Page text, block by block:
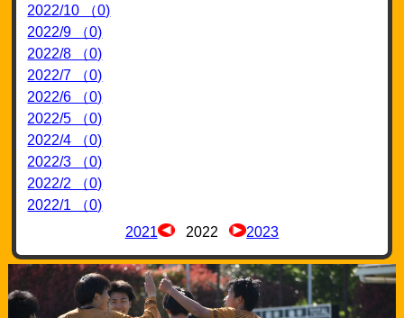
2022/10 （0)
2022/9 （0)
2022/8 （0)
2022/7 （0)
2022/6 （0)
2022/5 （0)
2022/4 （0)
2022/3 （0)
2022/2 （0)
2022/1 （0)
2021
2022 2023